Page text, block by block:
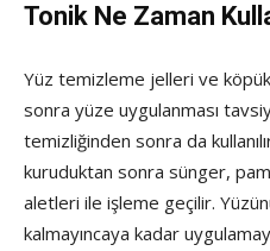
Tonik Ne Zaman
Yüz temizleme jelleri ve
sonra yüze uygulanması
temizliğinden sonra da
kuruduktan sonra sünger,
aletleri ile işleme geçilir.
kalmayıncaya kadar